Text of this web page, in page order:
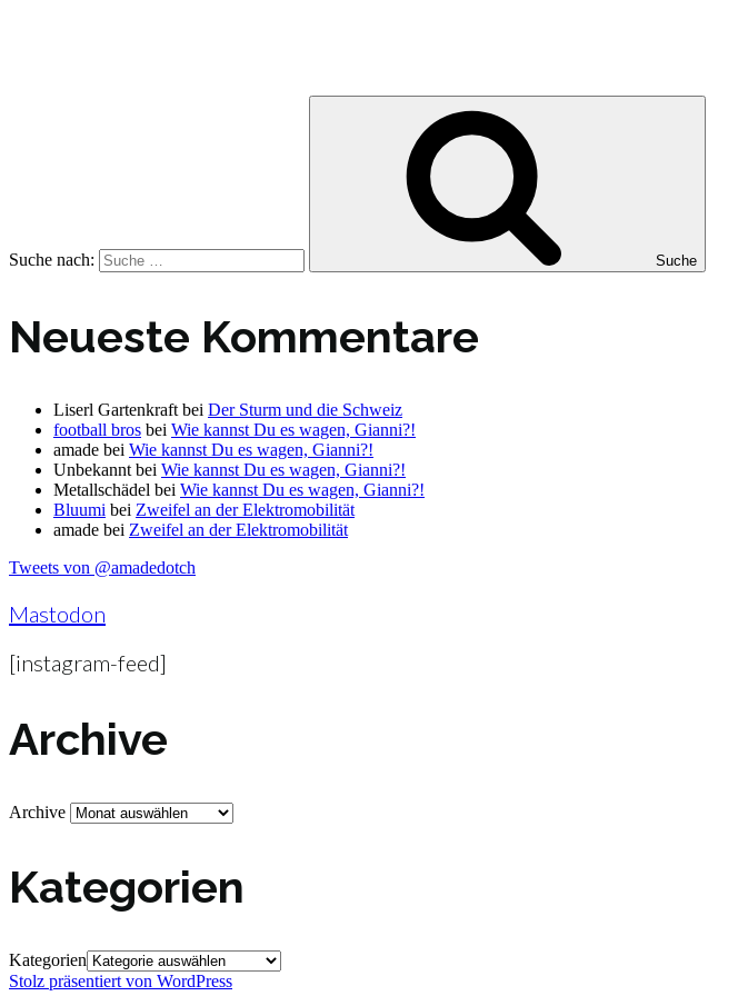
Suche nach: Suche
Neueste Kommentare
Liserl Gartenkraft bei Der Sturm und die Schweiz
football bros bei Wie kannst Du es wagen, Gianni?!
amade bei Wie kannst Du es wagen, Gianni?!
Unbekannt bei Wie kannst Du es wagen, Gianni?!
Metallschädel bei Wie kannst Du es wagen, Gianni?!
Bluumi bei Zweifel an der Elektromobilität
amade bei Zweifel an der Elektromobilität
Tweets von @amadedotch
Mastodon
[instagram-feed]
Archive
Archive
Kategorien
Kategorien
Stolz präsentiert von WordPress